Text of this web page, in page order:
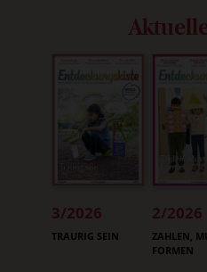
3/2026
:
TRAURIG SEIN
2/2026
:
ZAHLEN,
FORMEN